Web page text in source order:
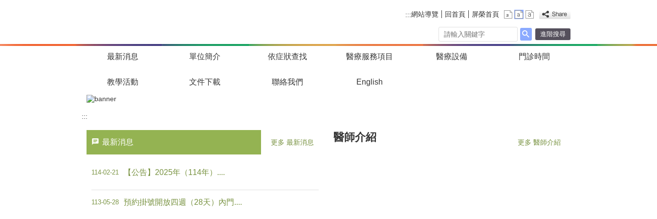
:::網站導覽 回首頁 屏榮首頁
進階搜尋
最新消息 單位簡介 依症狀查找 醫療服務項目 醫療設備 門診時間
教學活動 文件下載 聯絡我們 English
:::
最新消息
114-02-21 【公告】2025年（114年）....
113-05-28 預約掛號開放四週（28天）內門....
更多 最新消息 醫師介紹 更多 醫師介紹